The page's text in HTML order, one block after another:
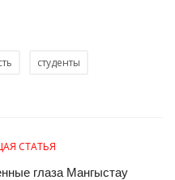
студенты
СТАТЬЯ
глаза Мангыстау